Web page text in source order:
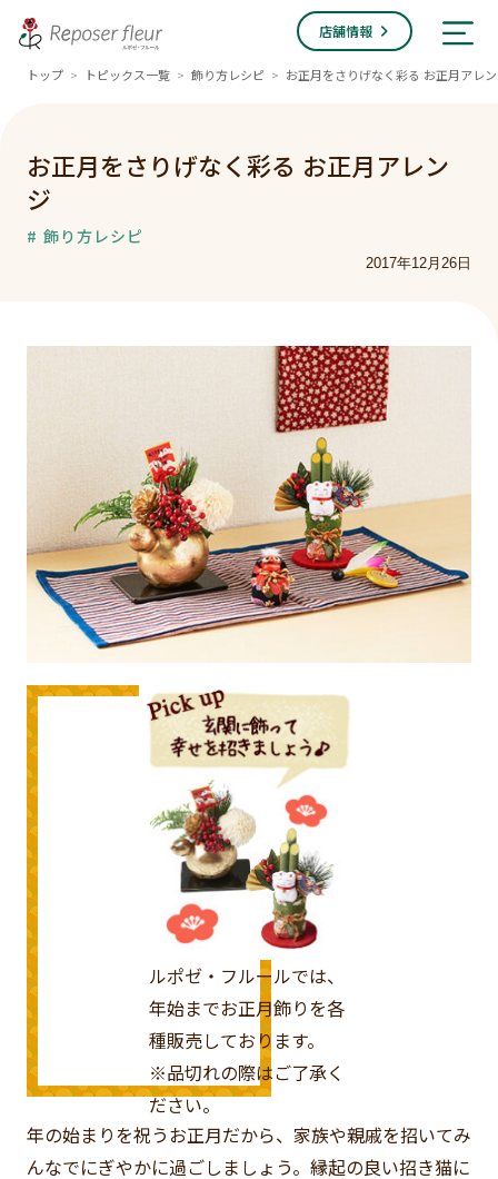
店舗情報
トップ > トピックス一覧 > 飾り方レシピ > お正月をさりげなく彩る お正月アレ
お正月をさりげなく彩る お正月アレン
ジ
# 飾り方レシピ
2017年12月26日
ルポゼ・フルールでは、
年始までお正月飾りを各
種販売しております。
※品切れの際はご了承く
ださい。
年の始まりを祝うお正月だから、家族や親戚を招いてみ
んなでにぎやかに過ごしましょう。縁起の良い招き猫に